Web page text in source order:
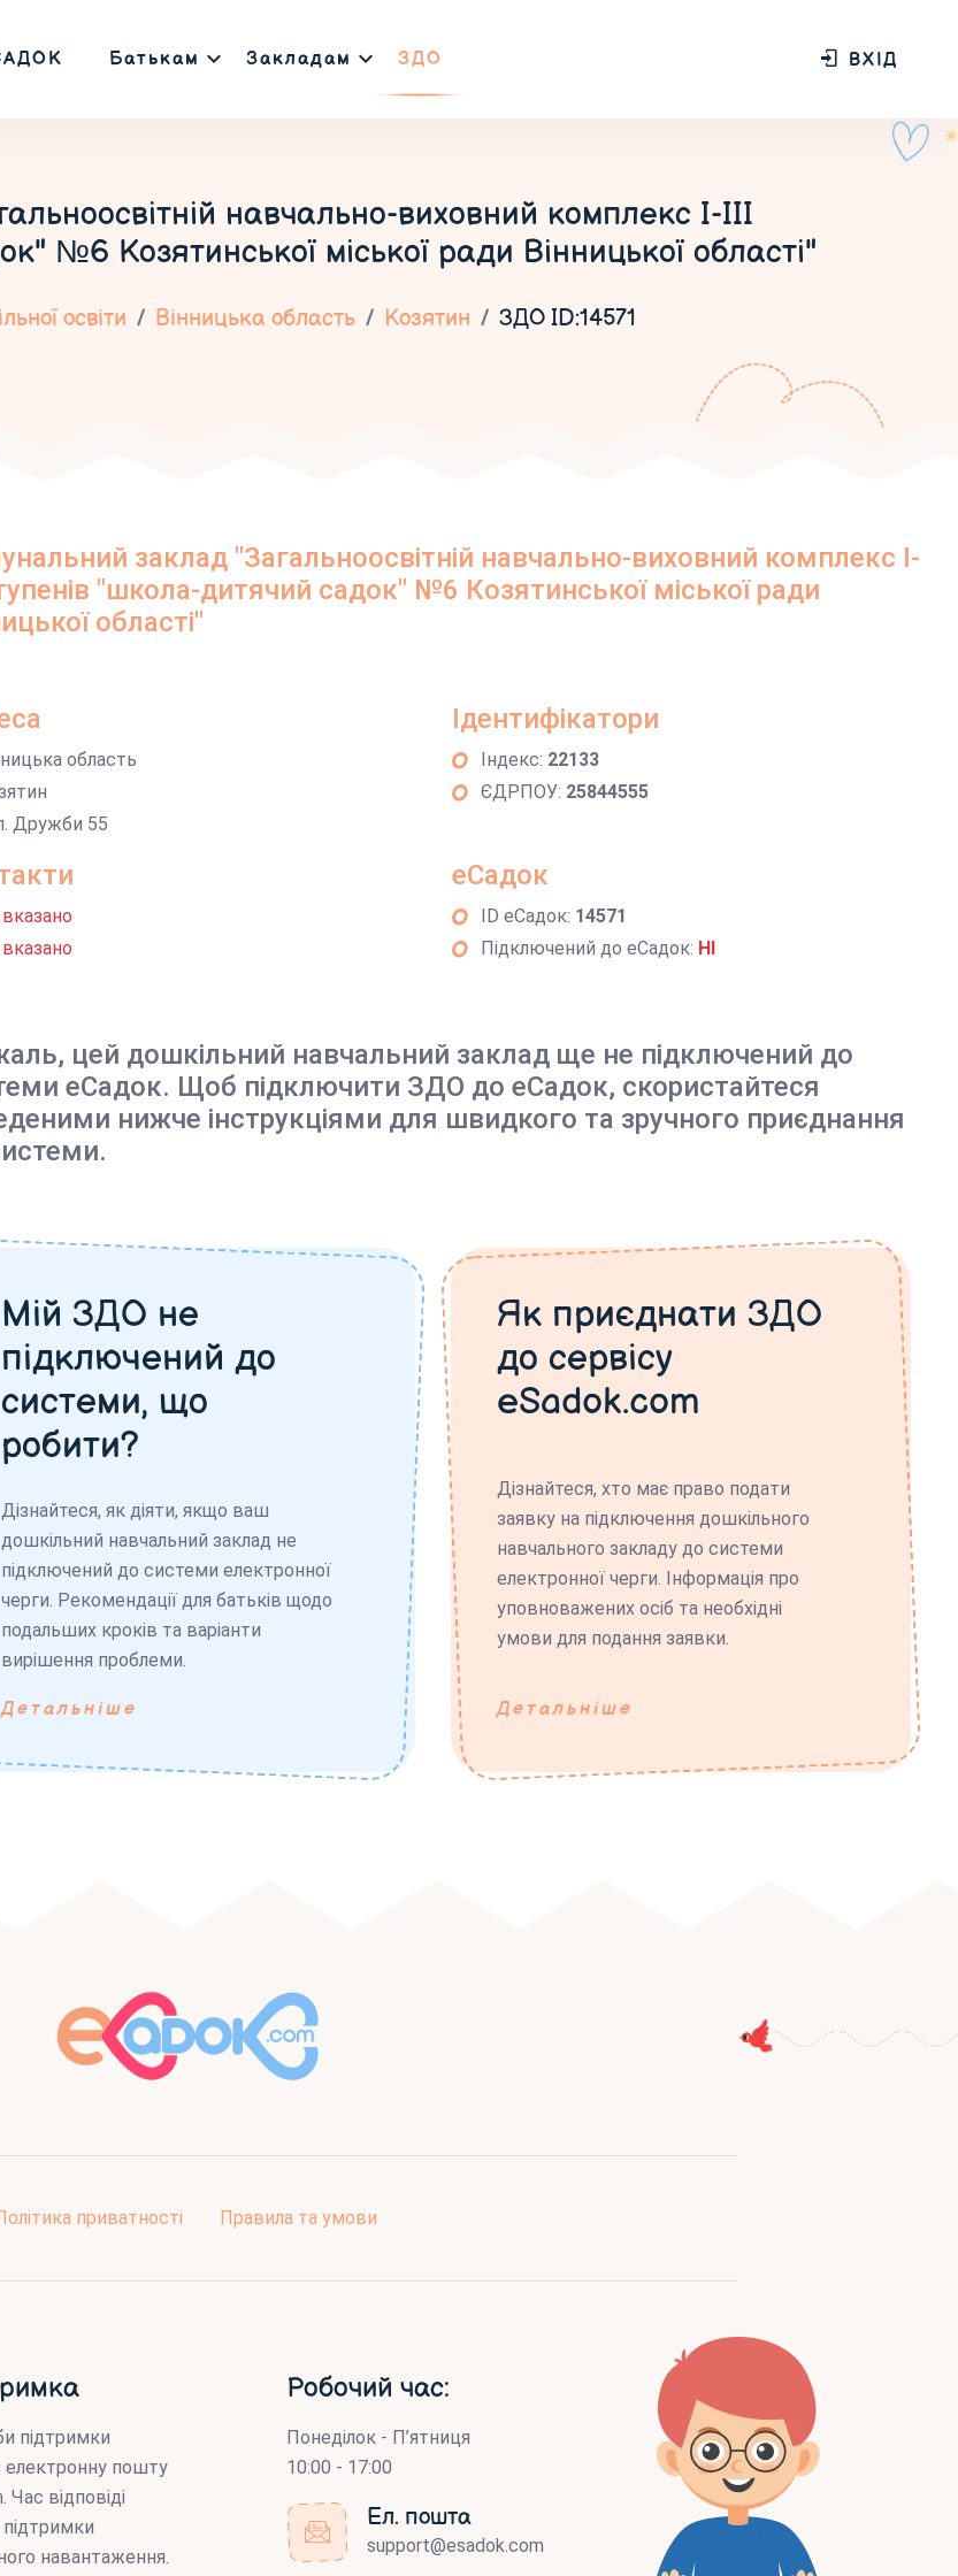
Батькам Закладам ЗДО ВХІД
навчально-виховний комплекс I-III
№6 Козятинської міської ради Вінницької області"
освіти Вінницька область Козятин ЗДО ID:14571
заклад "Загальноосвітній навчально-виховний комплекс I-
"школа-дитячий садок" №6 Козятинської міської ради
області"
область
Дружби 55
Ідентифікатори
Індекс: 22133
ЄДРПОУ: 25844555
еСадок
ID еСадок: 14571
Підключений до еСадок: НІ
цей дошкільний навчальний заклад ще не підключений до
еСадок. Щоб підключити ЗДО до еСадок, скористайтеся
нижче інструкціями для швидкого та зручного приєднання
Мій ЗДО не
підключений до
системи, що
робити?
Дізнайтеся, як діяти, якщо ваш
дошкільний навчальний заклад не
підключений до системи електронної
черги. Рекомендації для батьків щодо
подальших кроків та варіанти
вирішення проблеми.
Детальніше
Як приєднати ЗДО
до сервісу
eSadok.com
Дізнайтеся, хто має право подати
заявку на підключення дошкільного
навчального закладу до системи
електронної черги. Інформація про
уповноважених осіб та необхідні
умови для подання заявки.
Детальніше
приватності Правила та умови
підтримки
електронну пошту
. Час відповіді
підтримки
навантаження.
Робочий час:
Понеділок - П’ятниця
10:00 - 17:00
Ел. пошта
support@esadok.com